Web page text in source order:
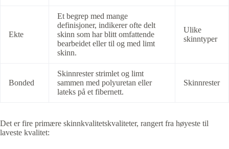
Ekte
Et begrep med mange
definisjoner, indikerer ofte delt
skinn som har blitt omfattende
bearbeidet eller til og med limt
skinn.
Ulike
skinntyper
Bonded
Skinnrester strimlet og limt
sammen med polyuretan eller
lateks på et fibernett.
Skinnrester
Det er fire primære skinnkvalitetskvaliteter, rangert fra høyeste til
laveste kvalitet: